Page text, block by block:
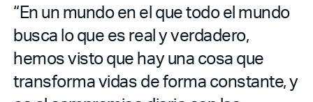
“En un mundo en el que todo el mundo
busca lo que es real y verdadero,
hemos visto que hay una cosa que
transforma vidas de forma constante, y